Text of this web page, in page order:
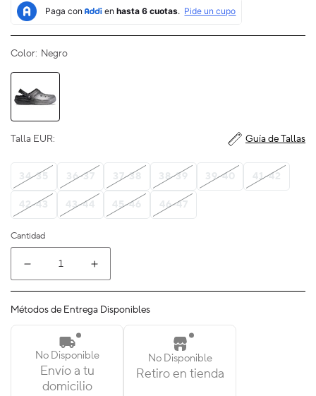
Color: Negro
Talla EUR: Guía de Tallas
34-35 36-37 37-38 38-39 39-40 41-42
42-43 43-44 45-46 46-47
Cantidad
Reducir
cantidad
para
Glitter
Lined
Clog
Aumentar
cantidad
para
Classic
Lined
Clog
Métodos de Entrega Disponibles
No Disponible
Envío a tu
domicilio
No Disponible
Retiro en tienda